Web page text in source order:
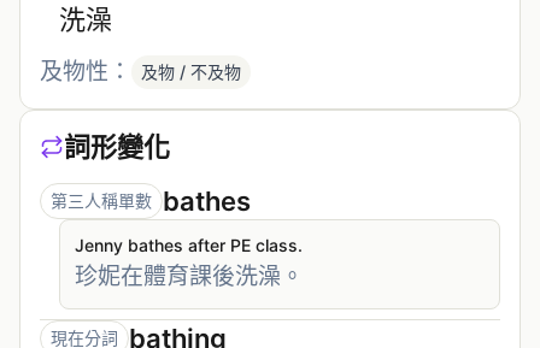
洗澡
及物性： 及物 / 不及物
詞形變化
第三人稱單數 bathes
Jenny bathes after PE class.
珍妮在體育課後洗澡。
現在分詞 bathing